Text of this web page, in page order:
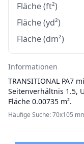
Fläche (ft²)
Fläche (yd²)
Fläche (dm²)
Informationen
TRANSITIONAL PA7
Seitenverhältnis 1.5,
Fläche 0.00735 m².
Häufige Suche: 70x105